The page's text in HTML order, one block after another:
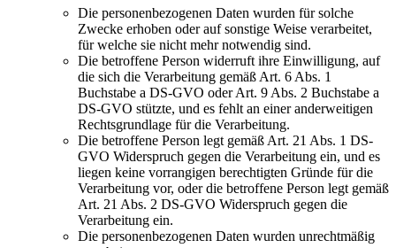
Die personenbezogenen Daten wurden für solche
Zwecke erhoben oder auf sonstige Weise verarbeitet,
für welche sie nicht mehr notwendig sind.
Die betroffene Person widerruft ihre Einwilligung, auf
die sich die Verarbeitung gemäß Art. 6 Abs. 1
Buchstabe a DS-GVO oder Art. 9 Abs. 2 Buchstabe a
DS-GVO stützte, und es fehlt an einer anderweitigen
Rechtsgrundlage für die Verarbeitung.
Die betroffene Person legt gemäß Art. 21 Abs. 1 DS-
GVO Widerspruch gegen die Verarbeitung ein, und es
liegen keine vorrangigen berechtigten Gründe für die
Verarbeitung vor, oder die betroffene Person legt gemäß
Art. 21 Abs. 2 DS-GVO Widerspruch gegen die
Verarbeitung ein.
Die personenbezogenen Daten wurden unrechtmäßig